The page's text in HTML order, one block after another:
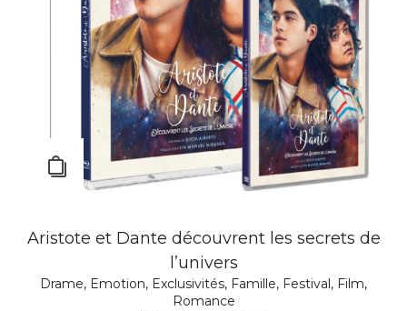
Aristote et Dante découvrent les secrets de
l’univers
Drame, Emotion, Exclusivités, Famille, Festival, Film,
Romance
Comédie,Drame,Festival,Film,Thriller
14,99€